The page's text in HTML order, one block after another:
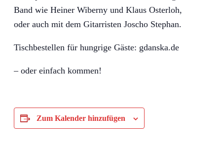
Band wie Heiner Wiberny und Klaus Osterloh,
oder auch mit dem Gitarristen Joscho Stephan.
Tischbestellen für hungrige Gäste: gdanska.de
– oder einfach kommen!
Zum Kalender hinzufügen